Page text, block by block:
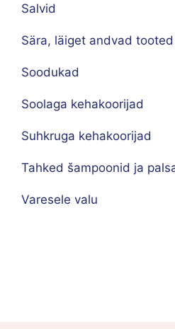
Salvid
Sära, läiget andvad tooted
Soodukad
Soolaga kehakoorijad
Suhkruga kehakoorijad
Tahked šampoonid ja
Varesele valu